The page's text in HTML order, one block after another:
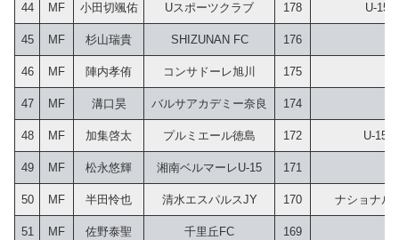
44 MF 小田切颯佑 Uスポーツクラブ 178 U-15
45 MF 杉山瑞貴 SHIZUNAN FC 176
46 MF 陣内孝侑 コンサドーレ旭川 175
47 MF 溝口昊 バルサアカデミー奈良 174
48 MF 加集啓太 プルミエール徳島 172 U-15
49 MF 松永悠輝 湘南ベルマーレU-15 171
50 MF 半田怜也 清水エスパルスJY 170 ナショナル
51 MF 佐野泰聖 千里丘FC 169